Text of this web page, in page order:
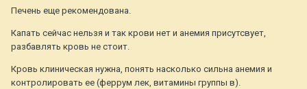
Печень еще рекомендована.
Капать сейчас нельзя и так крови нет и анемия присутсвует,
разбавлять кровь не стоит.
Кровь клиническая нужна, понять насколько сильна анемия и
контролировать ее (феррум лек, витамины группы в).